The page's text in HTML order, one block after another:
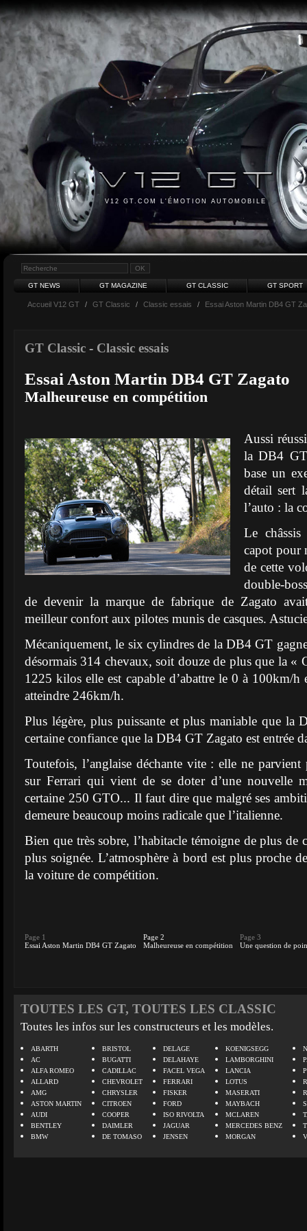
V12 GT.COM L'ÉMOTION AUTOMOBILE
GT NEWS GT MAGAZINE GT CLASSIC GT SPORT
Accueil V12 GT / GT Classic / Classic essais / Essai Aston Martin DB4 GT
GT Classic - Classic essais
Essai Aston Martin DB4 GT Zagato
Malheureuse en compétition
Aussi
la DB4 GT
base un
détail sert
l’auto : la
Le
capot pour
de cette
double-
de devenir la marque de fabrique de Zagato
meilleur confort aux pilotes munis de casques.
Mécaniquement, le six cylindres de la DB4 GT
désormais 314 chevaux, soit douze de plus que la «
1225 kilos elle est capable d’abattre le 0 à 100km/h
atteindre 246km/h.
Plus légère, plus puissante et plus maniable que la
certaine confiance que la DB4 GT Zagato est entrée
Toutefois, l’anglaise déchante vite : elle ne parvient
sur Ferrari qui vient de se doter d’une nouvelle
certaine 250 GTO... Il faut dire que malgré ses
demeure beaucoup moins radicale que l’italienne.
Bien que très sobre, l’habitacle témoigne de plus
plus soignée. L’atmosphère à bord est plus proche
la voiture de compétition.
Page 1
Essai Aston Martin DB4 GT Zagato
Page 2
Malheureuse en compétition
Page 3
Une question de
TOUTES LES GT, TOUTES LES CLASSIC
Toutes les infos sur les constructeurs et les modèles.
ABARTH
AC
ALFA ROMEO
ALLARD
AMG
ASTON MARTIN
AUDI
BENTLEY
BMW
BRISTOL
BUGATTI
CADILLAC
CHEVROLET
CHRYSLER
CITROEN
COOPER
DAIMLER
DE TOMASO
DELAGE
DELAHAYE
FACEL VEGA
FERRARI
FISKER
FORD
ISO RIVOLTA
JAGUAR
JENSEN
KOENIGSEGG
LAMBORGHINI
LANCIA
LOTUS
MASERATI
MAYBACH
MCLAREN
MERCEDES BENZ
MORGAN